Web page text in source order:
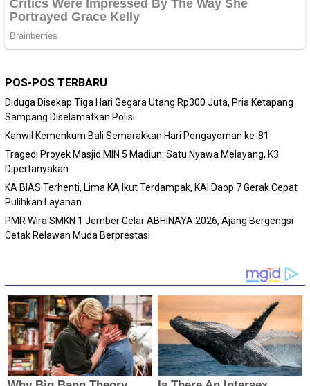
POS-POS TERBARU
Diduga Disekap Tiga Hari Gegara Utang Rp300 Juta, Pria Ketapang
Sampang Diselamatkan Polisi
Kanwil Kemenkum Bali Semarakkan Hari Pengayoman ke-81
Tragedi Proyek Masjid MIN 5 Madiun: Satu Nyawa Melayang, K3
Dipertanyakan
KA BIAS Terhenti, Lima KA Ikut Terdampak, KAI Daop 7 Gerak Cepat
Pulihkan Layanan
PMR Wira SMKN 1 Jember Gelar ABHINAYA 2026, Ajang Bergengsi
Cetak Relawan Muda Berprestasi